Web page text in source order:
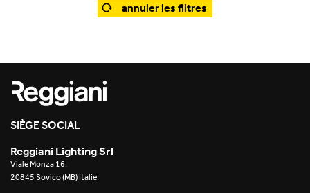
Yori Surface Base
Yori Surface/Pendant
Envios IP66
Retail
Showrooms
annuler les filtres
SIÈGE SOCIAL
Reggiani Lighting Srl
Viale Monza 16,
20845 Sovico (MB) Italie